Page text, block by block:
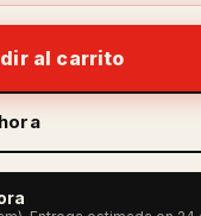
al carrito